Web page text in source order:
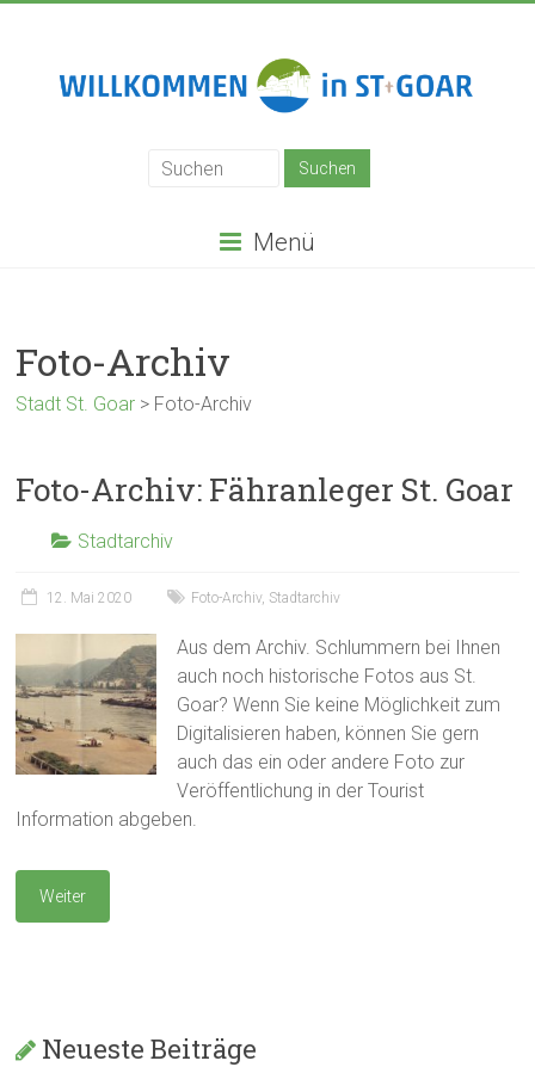
Menü
Foto-Archiv
Stadt St. Goar > Foto-Archiv
Foto-Archiv: Fähranleger St. Goar
Stadtarchiv
12. Mai 2020 Foto-Archiv, Stadtarchiv
Aus dem Archiv. Schlummern bei Ihnen
auch noch historische Fotos aus St.
Goar? Wenn Sie keine Möglichkeit zum
Digitalisieren haben, können Sie gern
auch das ein oder andere Foto zur
Veröffentlichung in der Tourist
Information abgeben.
Weiter
Neueste Beiträge